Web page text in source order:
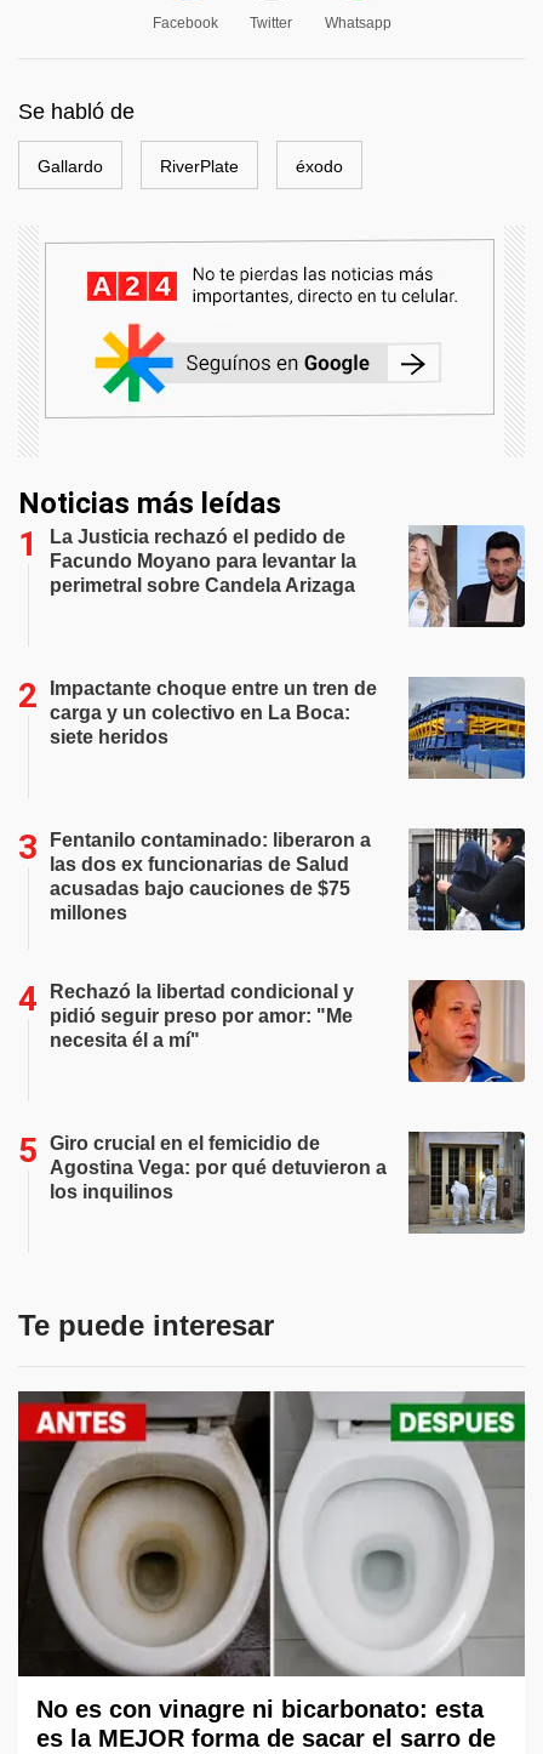
Facebook Twitter Whatsapp
Se habló de
Gallardo RiverPlate éxodo
Noticias más leídas
La Justicia rechazó el pedido de
Facundo Moyano para levantar la
perimetral sobre Candela Arizaga
Impactante choque entre un tren de
carga y un colectivo en La Boca:
siete heridos
Fentanilo contaminado: liberaron a
las dos ex funcionarias de Salud
acusadas bajo cauciones de $75
millones
Rechazó la libertad condicional y
pidió seguir preso por amor: "Me
necesita él a mí"
Giro crucial en el femicidio de
Agostina Vega: por qué detuvieron a
los inquilinos
Te puede interesar
No es con vinagre ni bicarbonato: esta
es la MEJOR forma de sacar el sarro de